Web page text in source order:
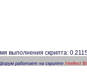
выполнения скрипта:
работает на скрипте Intellect